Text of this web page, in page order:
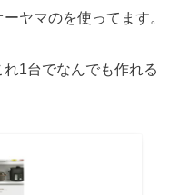
ヤマのを使ってます。
1台でなんでも作れる